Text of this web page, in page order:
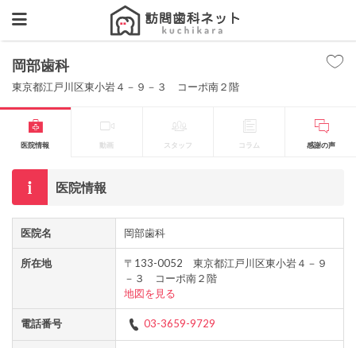
岡部歯科
東京都江戸川区東小岩４－９－３ コーポ南２階
医院情報 動画 スタッフ コラム 感謝の声
医院情報
医院名 岡部歯科
所在地
〒133-0052 東京都江戸川区東小岩４－９
－３ コーポ南２階
地図を見る
電話番号 03-3659-9729